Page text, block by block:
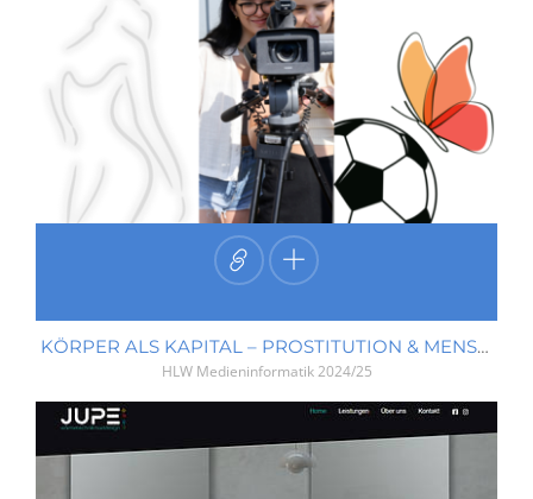
KÖRPER ALS KAPITAL – PROSTITUTION & MENSCHENRECHTE
HLW Medieninformatik2024/25